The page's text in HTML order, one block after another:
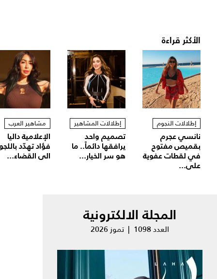
الأكثر قراءة
إطلالات النجوم
نانسي عجرم
بقميص مفتوح
في لقطات عفوية
على...
إطلالات المشاهير
تصميم واحد
يرافقها دائماً.. ما
هو سر الخيار...
مشاهير العرب
الإعلامية داليا
فؤاد تهدّد
الى القضاء...
المجلة الالكترونية
العدد 1098 | تموز 2026